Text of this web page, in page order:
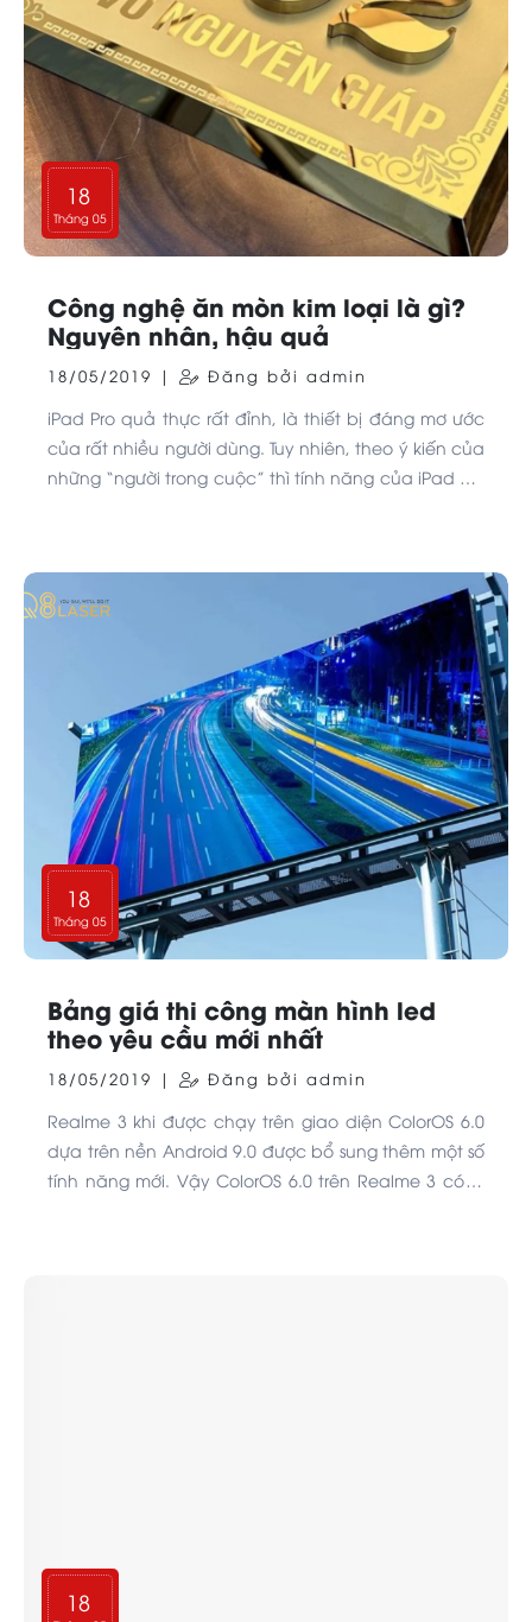
18
Tháng 05
Công nghệ ăn mòn kim loại là gì?
Nguyên nhân, hậu quả
18/05/2019 | Đăng bởi admin
iPad Pro quả thực rất đỉnh, là thiết bị đáng mơ ước
của rất nhiều người dùng. Tuy nhiên, theo ý kiến của
những “người trong cuộc” thì tính năng của iPad Pro
18
Tháng 05
Bảng giá thi công màn hình led
theo yêu cầu mới nhất
18/05/2019 | Đăng bởi admin
Realme 3 khi được chạy trên giao diện ColorOS 6.0
dựa trên nền Android 9.0 được bổ sung thêm một số
tính năng mới. Vậy ColorOS 6.0 trên Realme 3 có gì
18